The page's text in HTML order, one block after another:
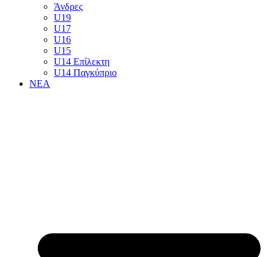
Άνδρες
U19
U17
U16
U15
U14 Επίλεκτη
U14 Παγκύπριο
ΝΕΑ